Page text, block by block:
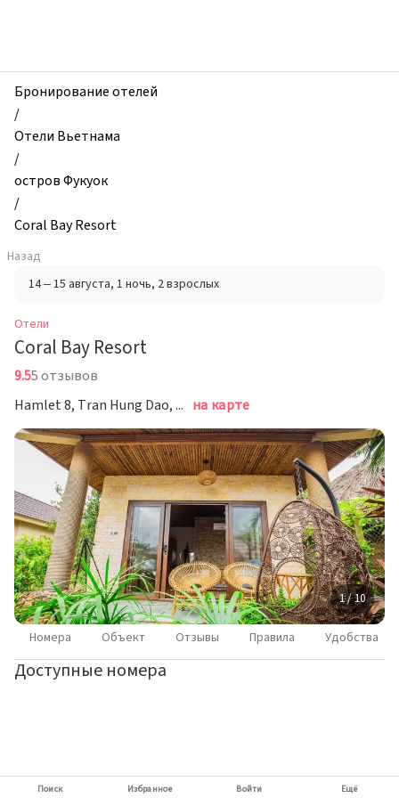
Coral
Bay
Resort,
остров
Фукуок,
Вьетнам
Бронирование отелей
/
Отели Вьетнама
/
остров Фукуок
/
Coral Bay Resort
Назад
14 – 15 августа, 1 ночь, 2 взрослых
Отели
Coral Bay Resort
9.55 отзывов
Hamlet 8, Tran Hung Dao, Фукуок на карте
1 / 10
Номера Объект Отзывы Правила Удобства
Доступные номера
Поиск Избранное Войти Ещё